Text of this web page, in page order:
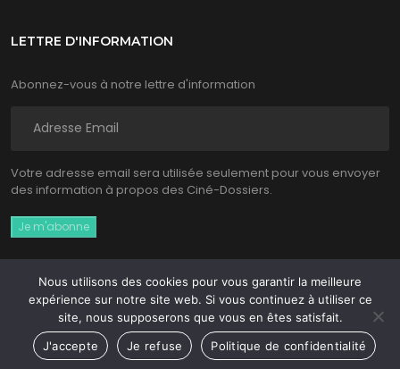
LETTRE D'INFORMATION
Abonnez-vous à notre lettre d'information
Votre adresse email sera utilisée seulement pour vous envoyer
des information à propos des Ciné-Dossiers.
Ciné Dossiers 2026 © - Tous droits réservés
Site réalisé parWPCréations
Nous utilisons des cookies pour vous garantir la meilleure
expérience sur notre site web. Si vous continuez à utiliser ce
site, nous supposerons que vous en êtes satisfait.
J'accepte
Je refuse Politique de confidentialité